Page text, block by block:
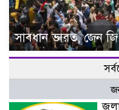
সাবধান ভারত, জেন